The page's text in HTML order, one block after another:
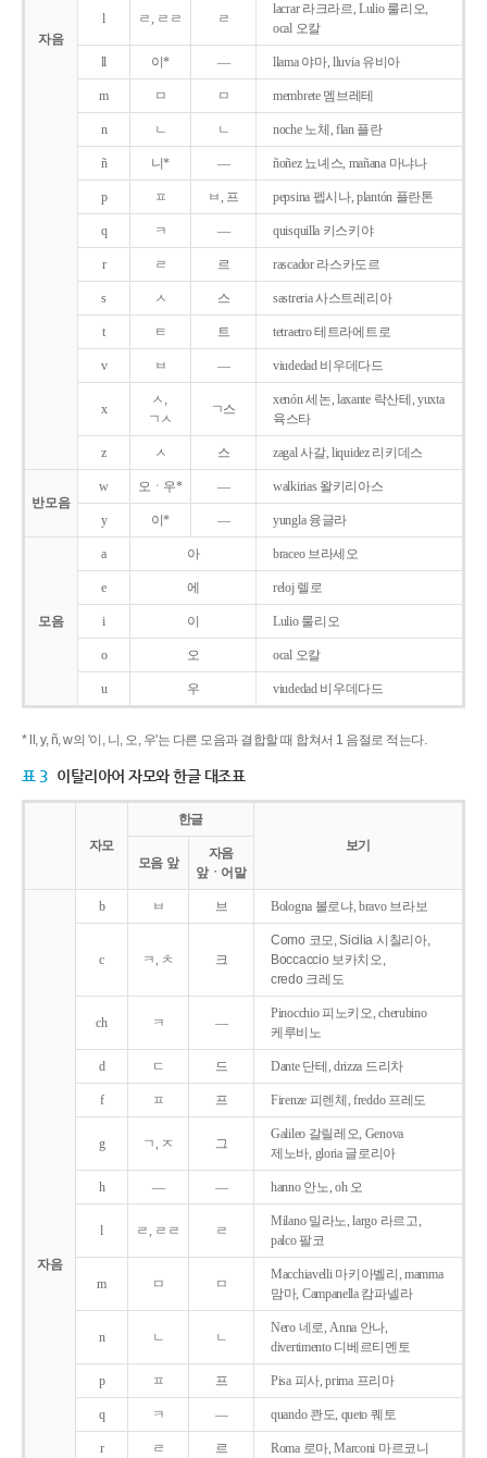
자음
l ㄹ, ㄹㄹ ㄹ
lacrar 라크라르, Lulio 룰리오,
ocal 오칼
ll 이* ― llama 야마, lluvia 유비아
m ㅁ ㅁ membrete 멤브레테
n ㄴ ㄴ noche 노체, flan 플란
ñ 니* ― ñoñez 뇨녜스, mañana 마냐나
p ㅍ ㅂ, 프 pepsina 펩시나, plantón 플란톤
q ㅋ ― quisquilla 키스키야
r ㄹ 르 rascador 라스카도르
s ㅅ 스 sastreria 사스트레리아
t ㅌ 트 tetraetro 테트라에트로
v ㅂ ― viudedad 비우데다드
x
ㅅ,
ㄱㅅ
ㄱ스
xenón 세논, laxante 락산테, yuxta
육스타
z ㅅ 스 zagal 사갈, liquidez 리키데스
반모음
w 오ㆍ우* ― walkirias 왈키리아스
y 이* ― yungla 융글라
모음
a 아 braceo 브라세오
e 에 reloj 렐로
i 이 Lulio 룰리오
o 오 ocal 오칼
u 우 viudedad 비우데다드
* ll, y, ñ, w의 '이, 니, 오, 우'는 다른 모음과 결합할 때 합쳐서 1 음절로 적는다.
표 3 이탈리아어 자모와 한글 대조표
자모
한글
보기
모음 앞
자음
앞ㆍ어말
자음
b ㅂ 브 Bologna 볼로냐, bravo 브라보
c ㅋ, ㅊ 크
Como 코모, Sicilia 시칠리아,
Boccaccio 보카치오,
credo 크레도
ch ㅋ ―
Pinocchio 피노키오, cherubino
케루비노
d ㄷ 드 Dante 단테, drizza 드리차
f ㅍ 프 Firenze 피렌체, freddo 프레도
g ㄱ, ㅈ 그
Galileo 갈릴레오, Genova
제노바, gloria 글로리아
h ― ― hanno 안노, oh 오
l ㄹ, ㄹㄹ ㄹ
Milano 밀라노, largo 라르고,
palco 팔코
m ㅁ ㅁ
Macchiavelli 마키아벨리, mamma
맘마, Campanella 캄파넬라
n ㄴ ㄴ
Nero 네로, Anna 안나,
divertimento 디베르티멘토
p ㅍ 프 Pisa 피사, prima 프리마
q ㅋ ― quando 콴도, queto 퀘토
r ㄹ 르 Roma 로마, Marconi 마르코니